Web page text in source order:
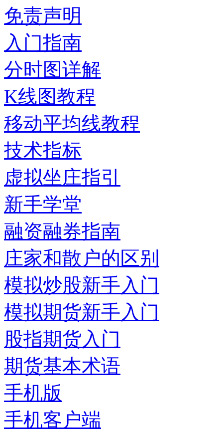
免责声明
入门指南
分时图详解
K线图教程
移动平均线教程
技术指标
虚拟坐庄指引
新手学堂
融资融券指南
庄家和散户的区别
模拟炒股新手入门
模拟期货新手入门
股指期货入门
期货基本术语
手机版
手机客户端